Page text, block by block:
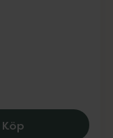
KöpBlomdahl MP